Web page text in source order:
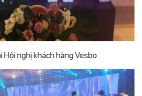
nghị khách hàng Vesbo